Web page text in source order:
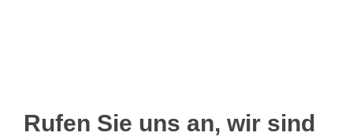
Rufen Sie uns an, wir sind